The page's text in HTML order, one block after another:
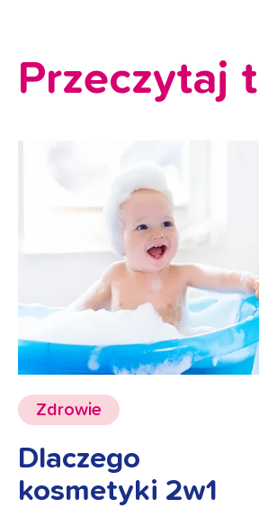
Przeczytaj
Zdrowie
Dlaczego
kosmetyki 2w1